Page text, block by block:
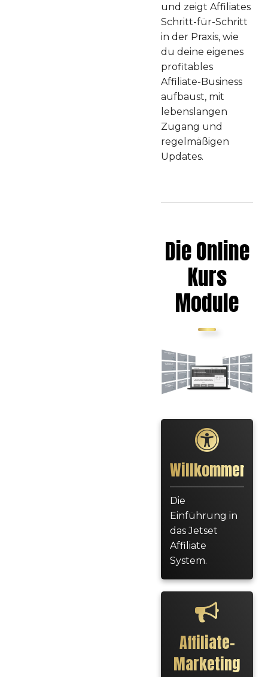
und zeigt Affiliates
Schritt-für-Schritt
in der Praxis, wie
du deine eigenes
profitables
Affiliate-Business
aufbaust, mit
lebenslangen
Zugang und
regelmäßigen
Updates.
Die Online
Kurs
Module
Willkommen
Die
Einführung in
das Jetset
Affiliate
System.
Affiliate-
Marketing